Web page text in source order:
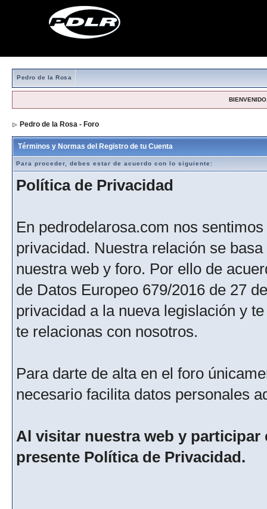
Pedro de la Rosa
Pedro de la Rosa - Foro
Términos y Normas del Registro de tu Cuenta
Para proceder, debes estar de acuerdo con lo siguiente:
Política de Privacidad
En pedrodelarosa.com nos
privacidad. Nuestra relación se
nuestra web y foro. Por ello de
de Datos Europeo 679/2016 de 27
privacidad a la nueva legislación y
te relacionas con nosotros.
Para darte de alta en el foro
necesario facilita datos personales
Al visitar nuestra web y
presente Política de Privacidad.